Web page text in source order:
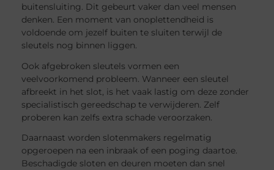
buitensluiting. Dit gebeurt vaker dan veel mensen
denken. Een moment van onoplettendheid is
voldoende om jezelf buiten te sluiten terwijl de
sleutels nog binnen liggen.
Ook afgebroken sleutels vormen een
veelvoorkomend probleem. Wanneer een sleutel
afbreekt in het slot, is het vaak lastig om deze zonder
specialistisch gereedschap te verwijderen. Zelf
proberen kan zelfs extra schade veroorzaken.
Daarnaast worden slotenmakers regelmatig
opgeroepen na een inbraak of een poging daartoe.
Beschadigde sloten en deuren moeten dan snel